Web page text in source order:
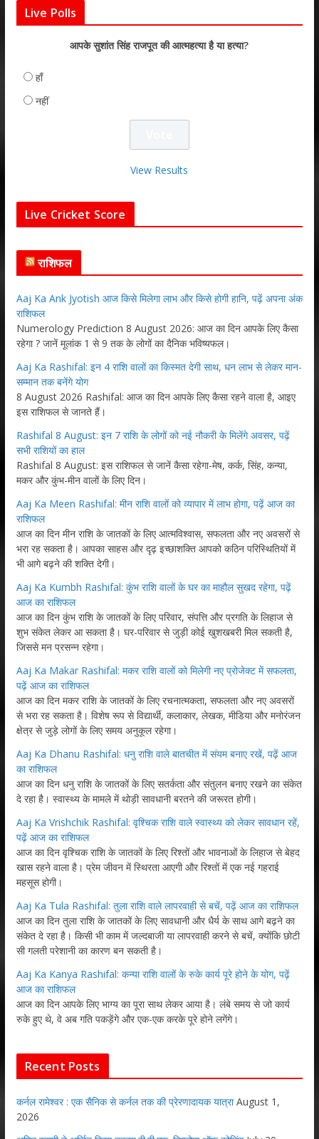
Live Polls
आपके सुशांत सिंह राजपूत की आत्महत्या है या हत्या?
हाँ
नहीं
View Results
Live Cricket Score
राशिफल
Aaj Ka Ank Jyotish आज किसे मिलेगा लाभ और किसे होगी हानि, पढ़ें अपना अंक
राशिफल
Numerology Prediction 8 August 2026: आज का दिन आपके लिए कैसा
रहेगा ? जानें मूलांक 1 से 9 तक के लोगों का दैनिक भविष्यफल।
Aaj Ka Rashifal: इन 4 राशि वालों का किस्मत देगी साथ, धन लाभ से लेकर मान-
सम्मान तक बनेंगे योग
8 August 2026 Rashifal: आज का दिन आपके लिए कैसा रहने वाला है, आइए
इस राशिफल से जानते हैं।
Rashifal 8 August: इन 7 राशि के लोगों को नई नौकरी के मिलेंगे अवसर, पढ़ें
सभी राशियों का हाल
Rashifal 8 August: इस राशिफल से जानें कैसा रहेगा-मेष, कर्क, सिंह, कन्या,
मकर और कुंभ-मीन वालों के लिए दिन।
Aaj Ka Meen Rashifal: मीन राशि वालों को व्यापार में लाभ होगा, पढ़ें आज का
राशिफल
आज का दिन मीन राशि के जातकों के लिए आत्मविश्वास, सफलता और नए अवसरों से
भरा रह सकता है। आपका साहस और दृढ़ इच्छाशक्ति आपको कठिन परिस्थितियों में
भी आगे बढ़ने की शक्ति देगी।
Aaj Ka Kumbh Rashifal: कुंभ राशि वालों के घर का माहौल सुखद रहेगा, पढ़ें
आज का राशिफल
आज का दिन कुंभ राशि के जातकों के लिए परिवार, संपत्ति और प्रगति के लिहाज से
शुभ संकेत लेकर आ सकता है। घर-परिवार से जुड़ी कोई खुशखबरी मिल सकती है,
जिससे मन प्रसन्न रहेगा।
Aaj Ka Makar Rashifal: मकर राशि वालों को मिलेगी नए प्रोजेक्ट में सफलता,
पढ़ें आज का राशिफल
आज का दिन मकर राशि के जातकों के लिए रचनात्मकता, सफलता और नए अवसरों
से भरा रह सकता है। विशेष रूप से विद्यार्थी, कलाकार, लेखक, मीडिया और मनोरंजन
क्षेत्र से जुड़े लोगों के लिए समय अनुकूल रहेगा।
Aaj Ka Dhanu Rashifal: धनु राशि वाले बातचीत में संयम बनाए रखें, पढ़ें आज
का राशिफल
आज का दिन धनु राशि के जातकों के लिए सतर्कता और संतुलन बनाए रखने का संकेत
दे रहा है। स्वास्थ्य के मामले में थोड़ी सावधानी बरतने की जरूरत होगी।
Aaj Ka Vrishchik Rashifal: वृश्चिक राशि वाले स्वास्थ्य को लेकर सावधान रहें,
पढ़ें आज का राशिफल
आज का दिन वृश्चिक राशि के जातकों के लिए रिश्तों और भावनाओं के लिहाज से बेहद
खास रहने वाला है। प्रेम जीवन में स्थिरता आएगी और रिश्तों में एक नई गहराई
महसूस होगी।
Aaj Ka Tula Rashifal: तुला राशि वाले लापरवाही से बचें, पढ़ें आज का राशिफल
आज का दिन तुला राशि के जातकों के लिए सावधानी और धैर्य के साथ आगे बढ़ने का
संकेत दे रहा है। किसी भी काम में जल्दबाजी या लापरवाही करने से बचें, क्योंकि छोटी
सी गलती परेशानी का कारण बन सकती है।
Aaj Ka Kanya Rashifal: कन्या राशि वालों के रुके कार्य पूरे होने के योग, पढ़ें
आज का राशिफल
आज का दिन आपके लिए भाग्य का पूरा साथ लेकर आया है। लंबे समय से जो कार्य
रुके हुए थे, वे अब गति पकड़ेंगे और एक-एक करके पूरे होने लगेंगे।
Recent Posts
कर्नल रामेश्वर : एक सैनिक से कर्नल तक की प्रेरणादायक यात्रा August 1,
2026